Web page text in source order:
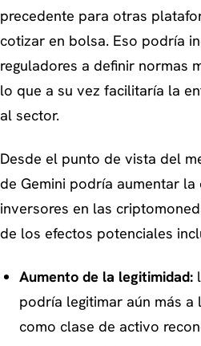
precedente para otras
cotizar en bolsa. Eso podría
reguladores a definir normas
lo que a su vez facilitaría la
al sector.
Desde el punto de vista del
de Gemini podría aumentar la
inversores en las
de los efectos potenciales
Aumento de la legitimidad:
podría legitimar aún más
como clase de activo